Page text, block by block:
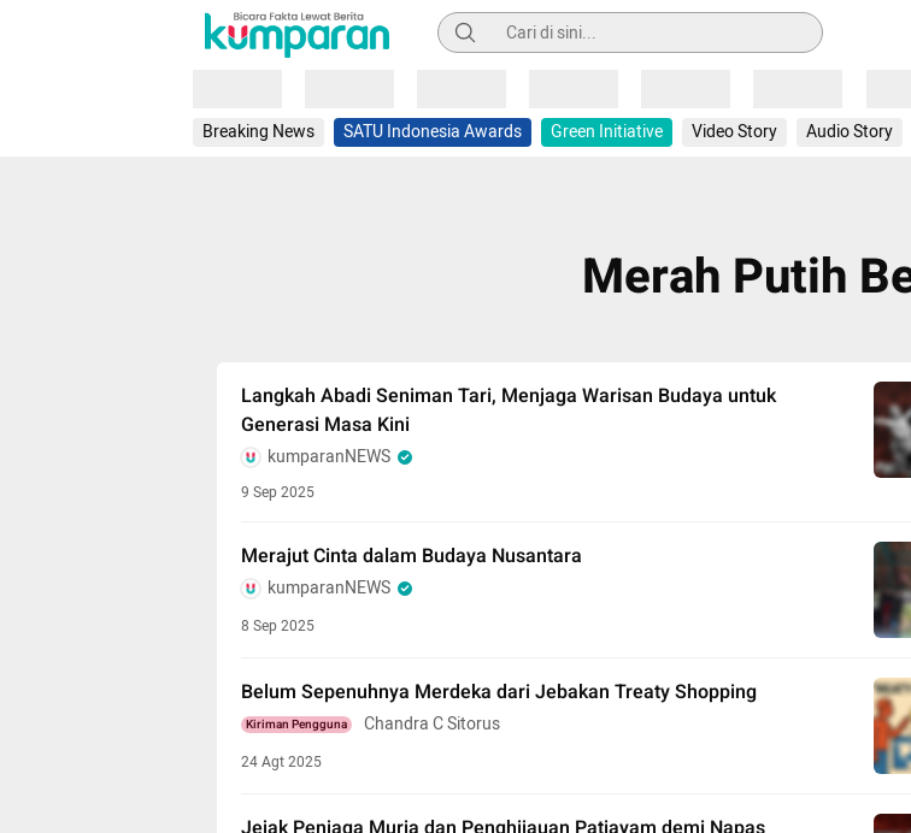
Pencarian
Breaking News SATU Indonesia Awards Green Initiative Video Story Audio Story
Merah Putih
Langkah Abadi Seniman Tari, Menjaga Warisan Budaya untuk
Generasi Masa Kini
kumparanNEWS
9 Sep 2025
Merajut Cinta dalam Budaya Nusantara
kumparanNEWS
8 Sep 2025
Belum Sepenuhnya Merdeka dari Jebakan Treaty Shopping
Kiriman Pengguna Chandra C Sitorus
24 Agt 2025